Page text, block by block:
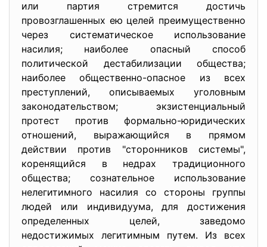
или партия стремится достичь
провозглашенных ею целей преимущественно
через систематическое использование
насилия; наиболее опасный способ
политической дестабилизации общества;
наиболее общественно-опасное из всех
преступлений, описываемых уголовным
законодательством; экзистенциальный
протест против формально-юридических
отношений, выражающийся в прямом
действии против "сторонников системы",
коренящийся в недрах традиционного
общества; сознательное использование
нелегитимного насилия со стороны группы
людей или индивидуума, для достижения
определенных целей, заведомо
недостижимых легитимным путем. Из всех